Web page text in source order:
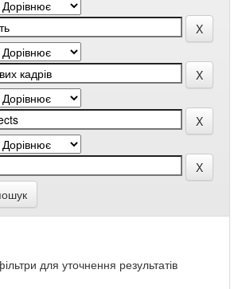
для уточнення результатів